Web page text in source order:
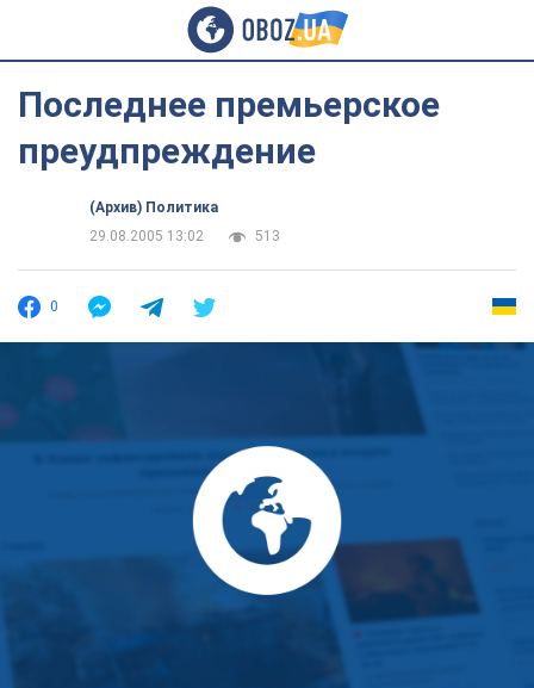
Последнее премьерское
преудпреждение
(Архив) Политика
29.08.2005 13:02
513
0